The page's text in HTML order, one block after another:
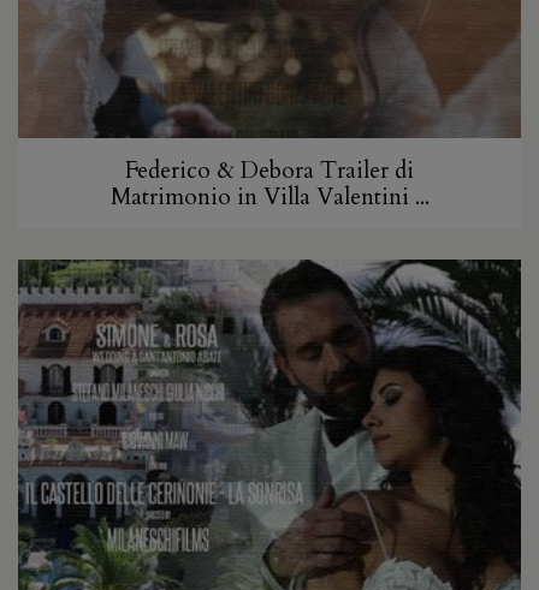
Federico & Debora Trailer di
Matrimonio in Villa Valentini ...